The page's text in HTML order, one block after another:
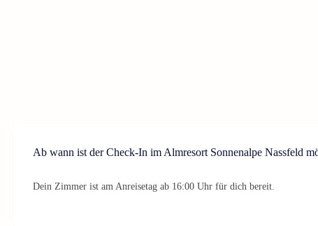
Ab wann ist der Check-In im Almresort Sonnenalpe Nassfeld
Dein Zimmer ist am Anreisetag ab 16:00 Uhr für dich bereit.